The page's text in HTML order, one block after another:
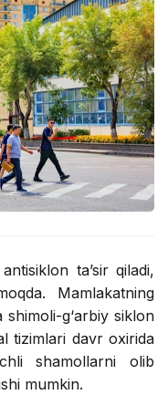
ta’sir qiladi,
Mamlakatning
shimoli-g‘arbiy siklon
tizimlari davr oxirida
shamollarni olib
mumkin.